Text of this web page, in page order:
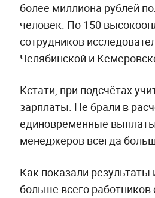
более миллиона рублей
человек. По 150
сотрудников
Челябинской и
Кстати, при подсчётах
зарплаты. Не брали в
единовременные
менеджеров всегда
Как показали результаты
больше всего